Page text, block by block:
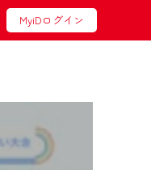
MyiDログイン